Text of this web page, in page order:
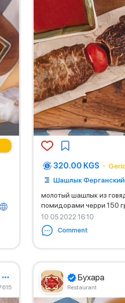
320.00 KGS
Шашлык Ферганский
молотый шашлык из
помидорами черри 150
10.05.2022 16:10
Comment
Бухара
Restaurant